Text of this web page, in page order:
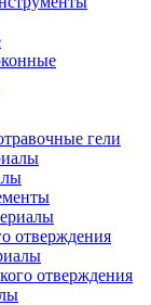
гели
отверждения
отверждения